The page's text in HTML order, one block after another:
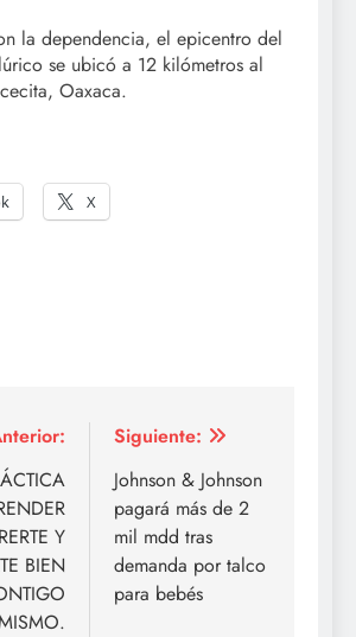
la dependencia, el epicentro del
se ubicó a 12 kilómetros al
Oaxaca.
X
Y
BIEN
Siguiente:
Johnson & Johnson
pagará más de 2
mil mdd tras
demanda por talco
para bebés